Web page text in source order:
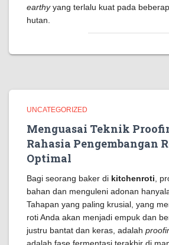
earthyyang terlalu kuat pada
hutan.
UNCATEGORIZED
Menguasai Teknik
Rahasia Pengembangan
Optimal
Bagi seorang baker di kitchenroti ,
bahan dan menguleni adonan
Tahapan yang paling krusial, yang
roti Anda akan menjadi empuk dan
justru bantat dan keras, adalah